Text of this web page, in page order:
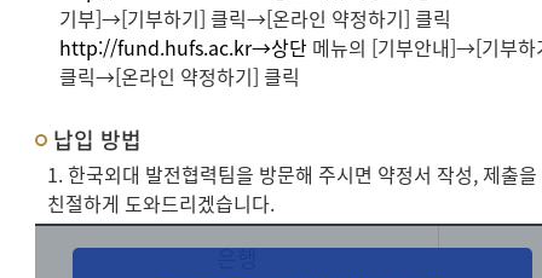
기부]→[기부하기] 클릭→[온라인 약정하기] 클릭
http://fund.hufs.ac.kr→상단 메뉴의 [기부안내]→[기부하
클릭→[온라인 약정하기] 클릭
납입 방법
1. 한국외대 발전협력팀을 방문해 주시면 약정서 작성, 제출을
친절하게 도와드리겠습니다.
은행